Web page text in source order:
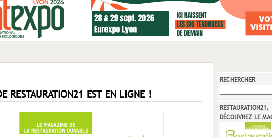
RESTAURATION21 EST EN LIGNE !
RECHERCHER
RESTAURATION21,
DÉCOUVREZ LE